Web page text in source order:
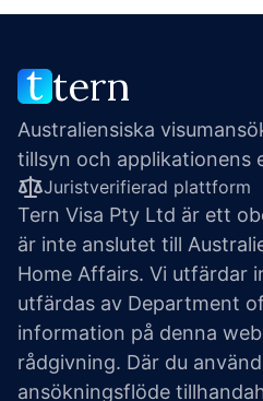
tern
Australiensiska
tillsyn och applikationens
Juristverifierad plattform
Tern Visa Pty Ltd är ett
är inte anslutet till
Home Affairs. Vi utfärdar
utfärdas av Department
information på denna
rådgivning. Där du
ansökningsflöde